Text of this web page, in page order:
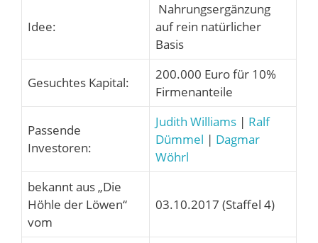
Idee:
Nahrungsergänzung
auf rein natürlicher
Basis
Gesuchtes Kapital:
200.000 Euro für 10%
Firmenanteile
Passende
Investoren:
Judith Williams | Ralf
Dümmel | Dagmar
Wöhrl
bekannt aus „Die
Höhle der Löwen“
vom
03.10.2017 (Staffel 4)